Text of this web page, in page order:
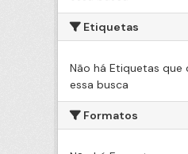
Etiquetas
Não há Etiquetas que
essa busca
Formatos